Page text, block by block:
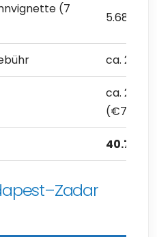
(7
5.682 Ft
ca.
ca.
(€72,09)
40.700